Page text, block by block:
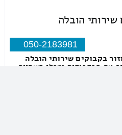
שירותי הובלה
050-2183981
בקבוקים שירותי הובלה
את הבקבוקים ומכלי השתייה